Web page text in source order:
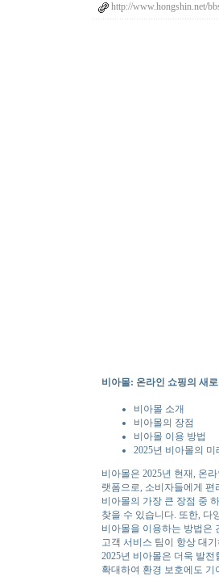
http://www.hongshin.net/
비아몰: 온라인 쇼핑의 새
비아몰 소개
비아몰의 장점
비아몰 이용 방법
2025년 비아몰의 미
비아몰은 2025년 현재, 온
랫폼으로, 소비자들에게
비아몰의 가장 큰 장점 중
찾을 수 있습니다. 또한, 다
비아몰을 이용하는 방법은
고객 서비스 팀이 항상 대
2025년 비아몰은 더욱 발
확대하여 환경 보호에도 기